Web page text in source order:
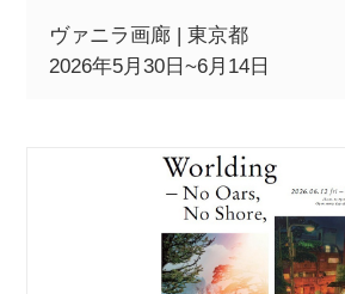
ヴァニラ画廊 | 東京都
2026年5月30日~6月14日